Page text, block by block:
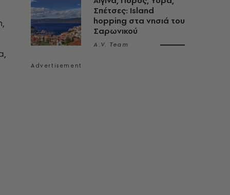
Σπέτσες: Island
hopping στα νησιά του
Σαρωνικού
A.V. Team